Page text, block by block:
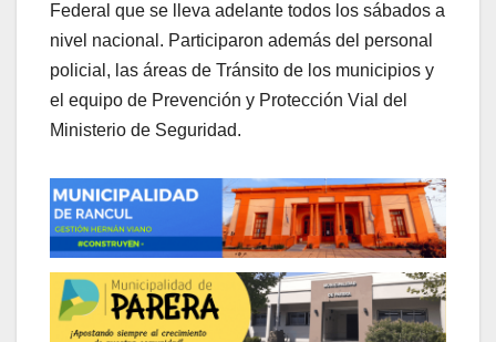
Federal que se lleva adelante todos los sábados a
nivel nacional. Participaron además del personal
policial, las áreas de Tránsito de los municipios y
el equipo de Prevención y Protección Vial del
Ministerio de Seguridad.